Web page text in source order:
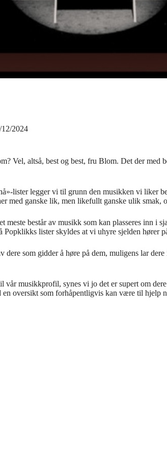
12/2024
Vel, altså, best og best, fru Blom. Det der
lister legger vi til grunn den musikken vi liker
med ganske lik, men likefullt ganske ulik smak,
meste består av musikk som kan plasseres inn i
Popklikks lister skyldes at vi uhyre sjelden
dere som gidder å høre på dem, muligens lar
vår musikkprofil, synes vi jo det er supert om
oversikt som forhåpentligvis kan være til hjelp